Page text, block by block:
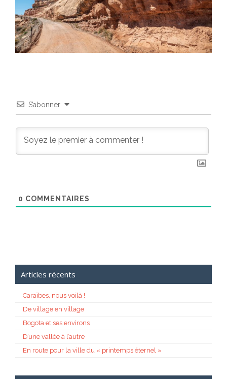
S’abonner
0 COMMENTAIRES
Articles récents
Caraïbes, nous voilà !
De village en village
Bogota et ses environs
D’une vallée à l’autre
En route pour la ville du « printemps éternel »